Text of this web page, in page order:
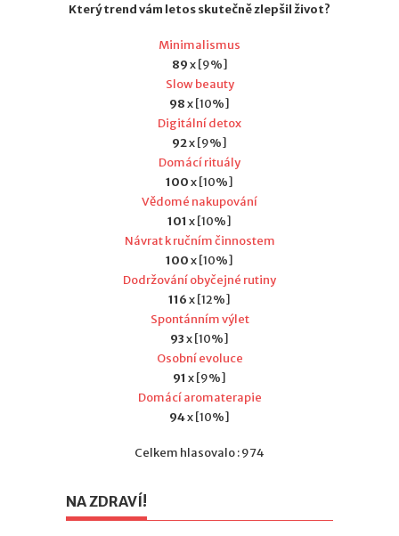
Který trend vám letos skutečně zlepšil život?
Minimalismus
89x [9%]
Slow beauty
98x [10%]
Digitální detox
92x [9%]
Domácí rituály
100x [10%]
Vědomé nakupování
101 x [10%]
Návrat k ručním činnostem
100x [10%]
Dodržování obyčejné rutiny
116x [12%]
Spontánním výlet
93x [10%]
Osobní evoluce
91 x [9%]
Domácí aromaterapie
94x [10%]
Celkem hlasovalo : 974
NA ZDRAVÍ!